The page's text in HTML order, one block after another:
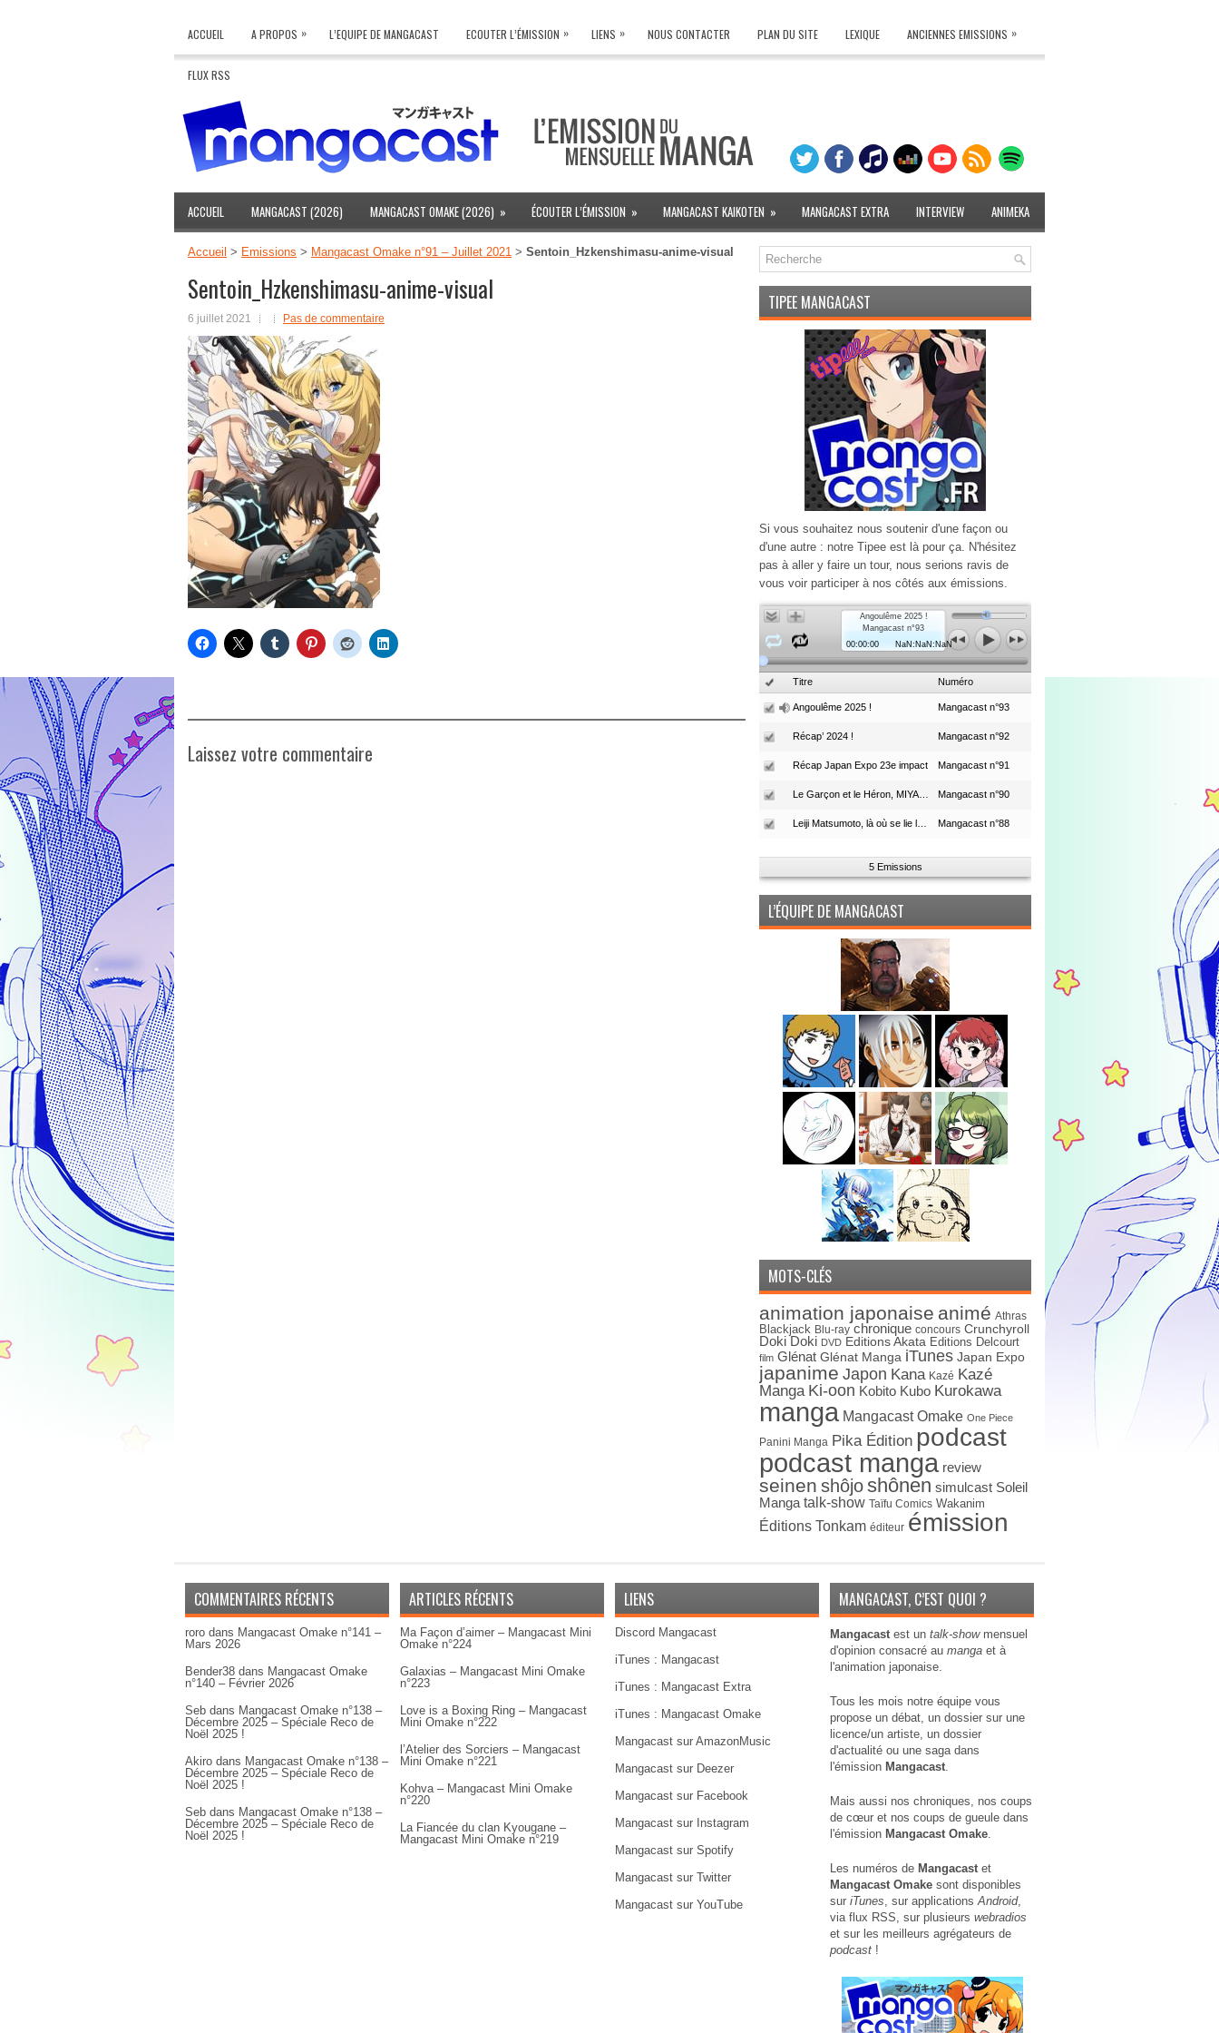
ACCUEIL A PROPOS » L’EQUIPE DE MANGACAST ECOUTER L’ÉMISSION » LIENS » NOUS CONTACTER PLAN DU SITE LEXIQUE ANCIENNES EMISSIONS »
FLUX RSS
ACCUEIL MANGACAST (2026) MANGACAST OMAKE (2026) » ÉCOUTER L’ÉMISSION » MANGACAST KAIKOTEN » MANGACAST EXTRA INTERVIEW ANIMEKA
Accueil > Emissions > Mangacast Omake n°91 – Juillet 2021 > Sentoin_Hzkenshimasu-anime-visual
Sentoin_Hzkenshimasu-anime-visual
6 juillet 2021 Pas de commentaire
Laissez votre commentaire
TIPEE MANGACAST
Si vous souhaitez nous soutenir d'une façon ou
d'une autre : notre Tipee est là pour ça. N'hésitez
pas à aller y faire un tour, nous serions ravis de
vous voir participer à nos côtés aux émissions.
Angoulême 2025 !
Mangacast n°93
00:00:00
NaN:NaN:NaN
Titre Numéro
Angoulême 2025 ! Mangacast n°93
Récap’ 2024 ! Mangacast n°92
Récap Japan Expo 23e impact Mangacast n°91
Mangacast n°90
Mangacast n°88
5 Emissions
L’ÉQUIPE DE MANGACAST
MOTS-CLÉS
animation japonaise animé Athras
Blackjack Blu-ray chronique concours Crunchyroll
Doki Doki DVD Editions Akata Editions Delcourt
film Glénat Glénat Manga iTunes Japan Expo
japanime Japon Kana Kazé Kazé
Manga Ki-oon Kobito Kubo Kurokawa
manga Mangacast Omake One Piece
Panini Manga Pika Édition podcast
podcast manga review
seinen shôjoshônen simulcast Soleil
Manga talk-show Taïfu Comics Wakanim
Éditions Tonkam éditeur émission
COMMENTAIRES RÉCENTS
roro dans Mangacast Omake n°141 –
Mars 2026
Bender38 dans Mangacast Omake
n°140 – Février 2026
Seb dans Mangacast Omake n°138 –
Décembre 2025 – Spéciale Reco de
Noël 2025 !
Akiro dans Mangacast Omake n°138 –
Décembre 2025 – Spéciale Reco de
Noël 2025 !
Seb dans Mangacast Omake n°138 –
Décembre 2025 – Spéciale Reco de
Noël 2025 !
ARTICLES RÉCENTS
Ma Façon d’aimer – Mangacast Mini
Omake n°224
Galaxias – Mangacast Mini Omake
n°223
Love is a Boxing Ring – Mangacast
Mini Omake n°222
l’Atelier des Sorciers – Mangacast
Mini Omake n°221
Kohva – Mangacast Mini Omake
n°220
La Fiancée du clan Kyougane –
Mangacast Mini Omake n°219
LIENS
Discord Mangacast
iTunes : Mangacast
iTunes : Mangacast Extra
iTunes : Mangacast Omake
Mangacast sur AmazonMusic
Mangacast sur Deezer
Mangacast sur Facebook
Mangacast sur Instagram
Mangacast sur Spotify
Mangacast sur Twitter
Mangacast sur YouTube
MANGACAST, C’EST QUOI ?
Mangacastest un talk-showmensuel
d'opinion consacré au manga et à
l'animation japonaise.
Tous les mois notre équipe vous
propose un débat, un dossier sur une
licence/un artiste, un dossier
d'actualité ou une saga dans
l'émission Mangacast.
Mais aussi nos chroniques, nos coups
de cœur et nos coups de gueule dans
l'émission Mangacast Omake.
Les numéros de Mangacastet
Mangacast Omake sont disponibles
sur iTunes, sur applicationsAndroid,
via flux RSS, sur plusieurs webradios
et sur les meilleurs agrégateurs de
podcast !